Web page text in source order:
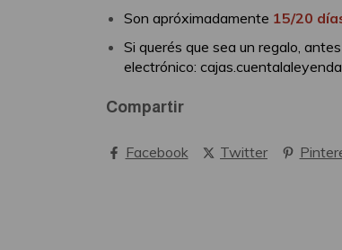
Son apróximadamente 15/20
Si querés que sea un regalo,
electrónico:
Compartir
Facebook Twitter